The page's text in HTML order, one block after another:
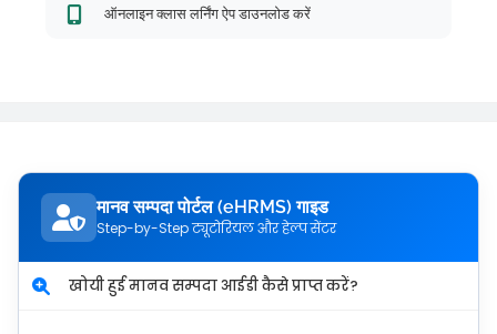
ऑनलाइन क्लास लर्निंग ऐप डाउनलोड करें
मानव सम्पदा पोर्टल (eHRMS) गाइड
Step-by-Step ट्यूटोरियल और हेल्प सेंटर
खोयी हुई मानव सम्पदा आईडी कैसे प्राप्त करें?